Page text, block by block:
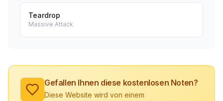
Teardrop
Massive Attack
Gefallen Ihnen diese kostenlosen Noten?
Diese Website wird von einem